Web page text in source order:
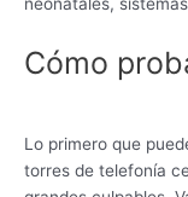
neonatales,
Cómo
Lo primero que
torres de telefonía